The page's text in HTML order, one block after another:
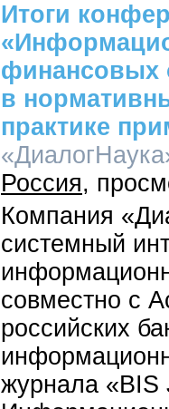
Итоги
финансовых
в
практике
Россия
Компания
системный
совместно с
российских
журнала «BIS